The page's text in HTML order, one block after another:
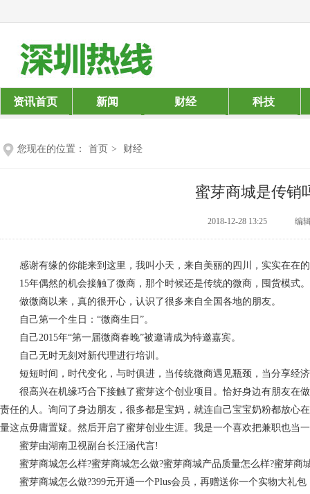
资讯首页 新闻 财经 科技
您现在的位置： 首页 > 财经
蜜芽商城是传销
2018-12-28 13:25 编
感谢有缘的你能来到这里，我叫小天，来自美丽的四川，实实在在
15年偶然的机会接触了微商，那个时候还是传统的微商，囤货模式。
做微商以来，真的很开心，认识了很多来自全国各地的朋友。
自己第一个生日：“微商生日”。
自己2015年“第一届微商春晚”被邀请成为特邀嘉宾。
自己无时无刻对新代理进行培训。
短短时间，时代变化，与时俱进，当传统微商遇见瓶颈，当分享经
很高兴在机缘巧合下接触了蜜芽这个创业项目。恰好身边有朋友在
责任的人。询问了身边朋友，很多都是宝妈，就连自己宝宝奶粉都放心
量这点毋庸置疑。然后开启了蜜芽创业生涯。我是一个喜欢把兼职也当
蜜芽由湖南卫视副台长汪涵代言!
蜜芽商城怎么样?蜜芽商城怎么做?蜜芽商城产品质量怎么样?蜜芽商
蜜芽商城怎么做?399元开通一个Plus会员，再赠送你一个实物大礼包